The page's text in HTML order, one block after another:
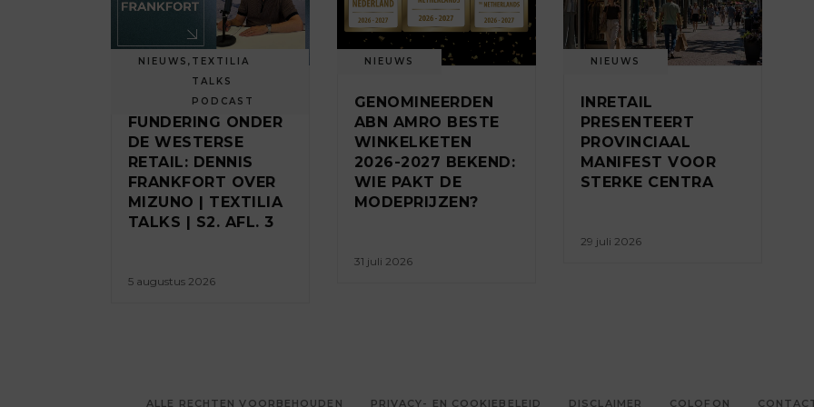
NIEUWS , TEXTILIA
TALKS
PODCAST
DE JAPANSE
FUNDERING ONDER
DE WESTERSE
RETAIL: DENNIS
FRANKFORT OVER
MIZUNO | TEXTILIA
TALKS | S2. AFL. 3
5 augustus 2026
NIEUWS
GENOMINEERDEN
ABN AMRO BESTE
WINKELKETEN
2026-2027 BEKEND:
WIE PAKT DE
MODEPRIJZEN?
31 juli 2026
NIEUWS
INRETAIL
PRESENTEERT
PROVINCIAAL
MANIFEST VOOR
STERKE CENTRA
29 juli 2026
ALLE RECHTEN VOORBEHOUDEN PRIVACY- EN COOKIEBELEID DISCLAIMER COLOFON